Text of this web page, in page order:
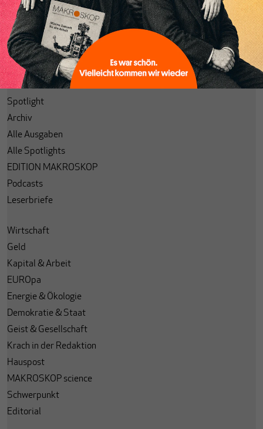
Passwort vergessen?
Code einlösen
Lesezeichen
Aktuelle Ausgabe
Themenhefte
Spotlight
Archiv
Alle Ausgaben
Alle Spotlights
EDITION MAKROSKOP
Podcasts
Leserbriefe
Wirtschaft
Geld
Kapital & Arbeit
EUROpa
Energie & Ökologie
Demokratie & Staat
Geist & Gesellschaft
Krach in der Redaktion
Hauspost
MAKROSKOP science
Schwerpunkt
Editorial